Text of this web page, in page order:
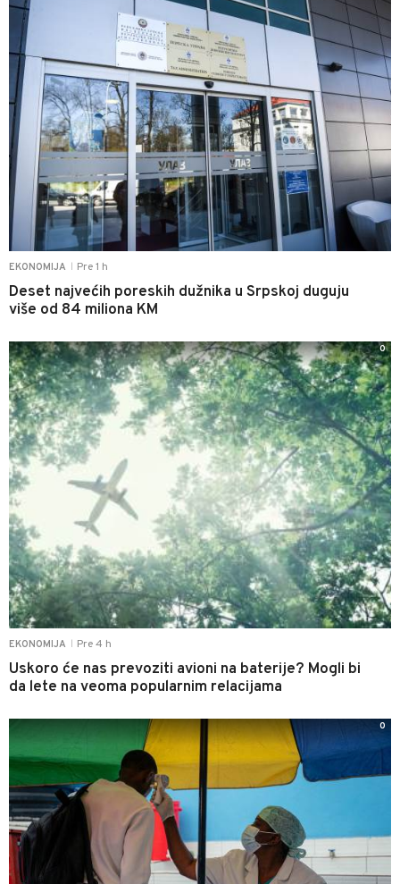
EKONOMIJA Pre 1 h
Deset najvećih poreskih dužnika u Srpskoj duguju
više od 84 miliona KM
EKONOMIJA Pre 4 h
Uskoro će nas prevoziti avioni na baterije? Mogli bi
da lete na veoma popularnim relacijama
0
0